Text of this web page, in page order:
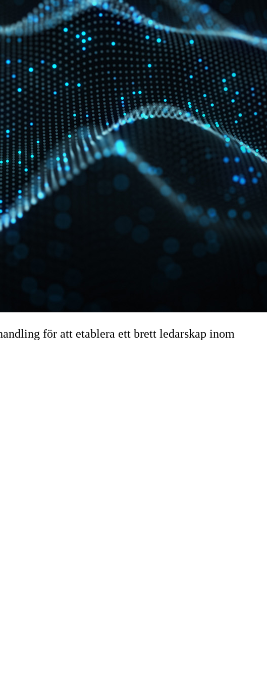
för att etablera ett brett ledarskap inom